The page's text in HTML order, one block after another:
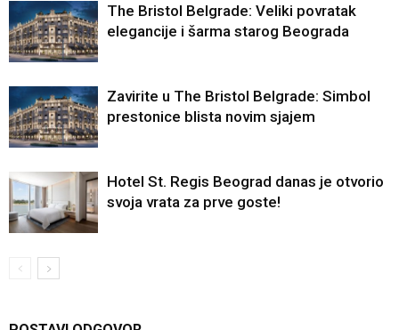
The Bristol Belgrade: Veliki povratak
elegancije i šarma starog Beograda
Zavirite u The Bristol Belgrade: Simbol
prestonice blista novim sjajem
Hotel St. Regis Beograd danas je otvorio
svoja vrata za prve goste!